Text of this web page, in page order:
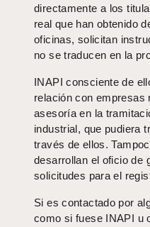
directamente a los
real que han obtenido
oficinas, solicitan
no se traducen en la
INAPI consciente de
relación con empresas
asesoría en la
industrial, que pudiera
través de ellos.
desarrollan el oficio de
solicitudes para el
Si es contactado por
como si fuese INAPI u